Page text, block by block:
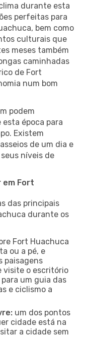
durante esta
perfeitas para
bem como
culturais que
meses também
caminhadas
de Fort
num bom
podem
época para
Existem
de um dia e
níveis de
em Fort
das principais
durante os
Fort Huachuca
ou a pé, e
paisagens
visite o escritório
um guia das
e ciclismo a
um dos pontos
cidade está na
a cidade sem